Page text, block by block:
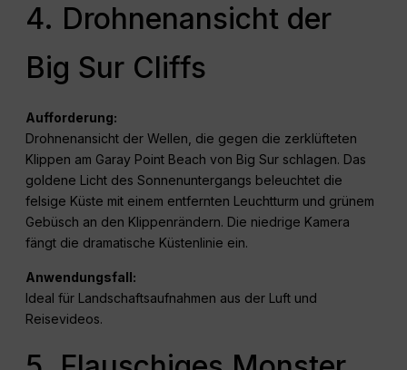
4. Drohnenansicht der
Big Sur Cliffs
Aufforderung:
Drohnenansicht der Wellen, die gegen die zerklüfteten
Klippen am Garay Point Beach von Big Sur schlagen. Das
goldene Licht des Sonnenuntergangs beleuchtet die
felsige Küste mit einem entfernten Leuchtturm und grünem
Gebüsch an den Klippenrändern. Die niedrige Kamera
fängt die dramatische Küstenlinie ein.
Anwendungsfall:
Ideal für Landschaftsaufnahmen aus der Luft und
Reisevideos.